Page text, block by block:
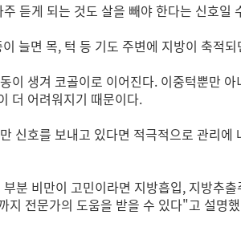
듣게 되는 것도 살을 빼야 한다는 신호일
늘면 목, 턱 등 기도 주변에 지방이 축적
이 생겨 코골이로 이어진다. 이중턱뿐만
더 어려워지기 때문이다.
신호를 보내고 있다면 적극적으로 관리
분 비만이 고민이라면 지방흡입, 지방추
지 전문가의 도움을 받을 수 있다"고 설명